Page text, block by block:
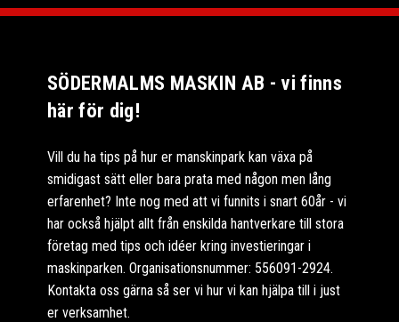
SÖDERMALMS MASKIN AB - vi finns
här för dig!
Vill du ha tips på hur er manskinpark kan växa på
smidigast sätt eller bara prata med någon men lång
erfarenhet? Inte nog med att vi funnits i snart 60år - vi
har också hjälpt allt från enskilda hantverkare till stora
företag med tips och idéer kring investieringar i
maskinparken. Organisationsnummer: 556091-2924.
Kontakta oss gärna så ser vi hur vi kan hjälpa till i just
er verksamhet.